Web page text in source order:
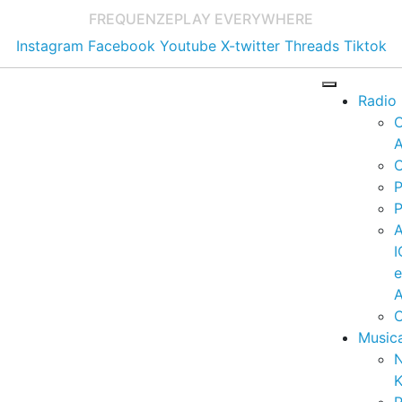
FREQUENZEPLAY EVERYWHERE
Instagram Facebook Youtube X-twitter Threads Tiktok
Radio
e